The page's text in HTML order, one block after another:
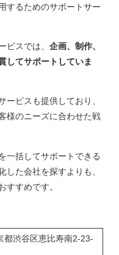
するためのサポートサー
ビスでは、企画、制作、
してサポートしていま
ービスも提供しており、
様のニーズに合わせた戦
一括してサポートできる
した会社を探すよりも、
すすめです。
都渋谷区恵比寿南2-23-